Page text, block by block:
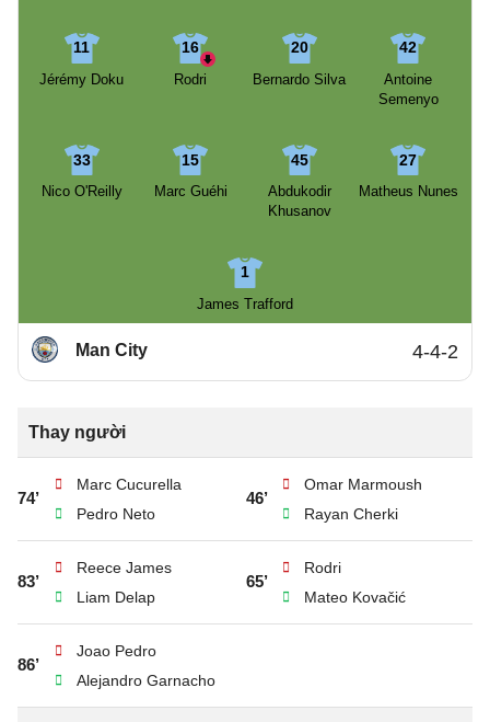
11
Jérémy Doku
16
Rodri
20
Bernardo Silva
42
Antoine
Semenyo
33
Nico O'Reilly
15
Marc Guéhi
45
Abdukodir
Khusanov
27
Matheus Nunes
1
James Trafford
Man City 4-4-2
Thay người
74’
Marc Cucurella
Pedro Neto
46’
Omar Marmoush
Rayan Cherki
83’
Reece James
Liam Delap
65’
Rodri
Mateo Kovačić
86’
Joao Pedro
Alejandro Garnacho